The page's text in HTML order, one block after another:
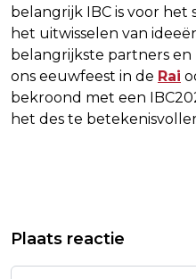
belangrijk IBC is voor
het uitwisselen van
belangrijkste partners en
ons eeuwfeest in de Rai
bekroond met een
het des te
DODELIJKE
CONSORTIUM MET
MOGELIJK
Plaats reactie